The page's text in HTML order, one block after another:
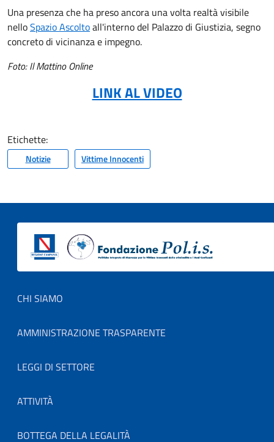
Una presenza che ha preso ancora una volta realtà visibile
nelloSpazio Ascoltoall'interno del Palazzo di Giustizia, segno
concreto di vicinanza e impegno.
Foto: Il Mattino Online
LINK AL VIDEO
Etichette:
Notizie Vittime Innocenti
Footer menu
CHI SIAMO
AMMINISTRAZIONE TRASPARENTE
LEGGI DI SETTORE
ATTIVITÀ
BOTTEGA DELLA LEGALITÀ